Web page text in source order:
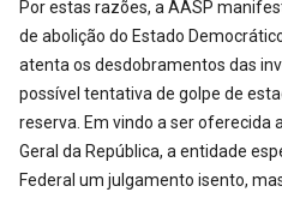
Por estas razões, a AASP
de abolição do Estado
atenta os desdobramentos das
possível tentativa de golpe de
reserva. Em vindo a ser oferecida
Geral da República, a entidade
Federal um julgamento isento,